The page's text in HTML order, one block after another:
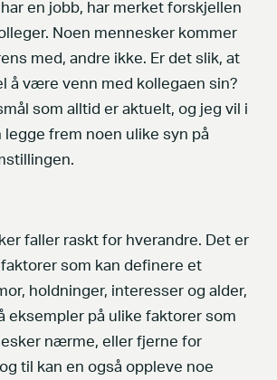
en jobb, har merket forskjellen
Noen mennesker kommer
med, andre ikke. Er det slik, at
å være venn med kollegaen sin?
som alltid er aktuelt, og jeg vil i
frem noen ulike syn på
faller raskt for hverandre. Det er
som kan definere et
holdninger, interesser og alder,
eksempler på ulike faktorer som
nærme, eller fjerne for
til kan en også oppleve noe